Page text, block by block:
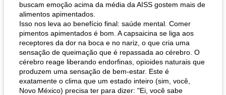
buscam emoção acima da média da AISS gostem mais de
alimentos apimentados.
Isso nos leva ao benefício final: saúde mental. Comer
pimentos apimentados é bom. A capsaicina se liga aos
receptores da dor na boca e no nariz, o que cria uma
sensação de queimação que é repassada ao cérebro. O
cérebro reage liberando endorfinas, opioides naturais que
produzem uma sensação de bem-estar. Este é
exatamente o clima que um estado inteiro (sim, você,
Novo México) precisa ter para dizer: "Ei, você sabe